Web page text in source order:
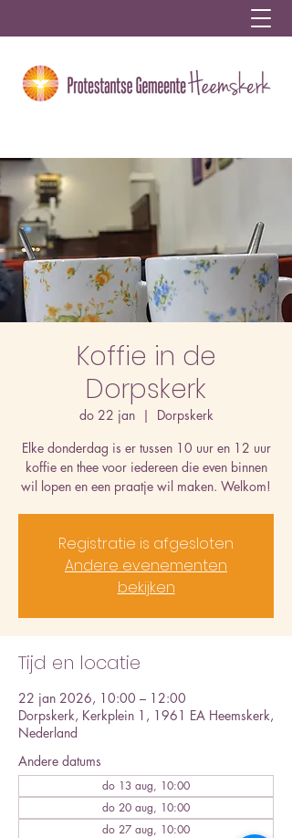
Koffie in de
Dorpskerk
do 22 jan
  |
Dorpskerk
Elke donderdag is er tussen 10 uur en 12 uur
koffie en thee voor iedereen die even binnen
wil lopen en een praatje wil maken. Welkom!
Registratie is afgesloten
Andere evenementen
bekijken
Tijd en locatie
22 jan 2026, 10:00 – 12:00
Dorpskerk, Kerkplein 1, 1961 EA Heemskerk,
Nederland
Andere datums
do 13 aug, 10:00
do 20 aug, 10:00
do 27 aug, 10:00